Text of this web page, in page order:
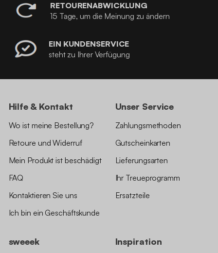
RETOURENABWICKLUNG
15 Tage, um die Meinung zu ändern
EIN KUNDENSERVICE
steht zu Ihrer Verfügung
Hilfe & Kontakt
Wo ist meine Bestellung?
Retoure und Widerruf
Mein Produkt ist beschädigt
FAQ
Kontaktieren Sie uns
Ich bin ein Geschäftskunde
Unser Service
Zahlungsmethoden
Gutscheinkarten
Lieferungsarten
Ihr Treueprogramm
Ersatzteile
sweeek Inspiration